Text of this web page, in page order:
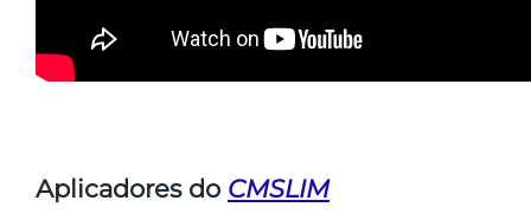
Aplicadores do CMSLIM